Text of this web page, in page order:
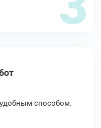
удобным способом.